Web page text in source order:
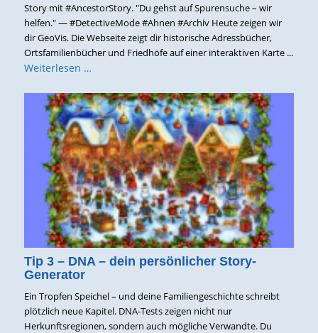
Story mit #AncestorStory. "Du gehst auf Spurensuche – wir
helfen." — #DetectiveMode #Ahnen #Archiv Heute zeigen wir
dir GeoVis. Die Webseite zeigt dir historische Adressbücher,
Ortsfamilienbücher und Friedhöfe auf einer interaktiven Karte ...
Weiterlesen …
Tip 3 – DNA – dein persönlicher Story-
Generator
Ein Tropfen Speichel – und deine Familiengeschichte schreibt
plötzlich neue Kapitel. DNA-Tests zeigen nicht nur
Herkunftsregionen, sondern auch mögliche Verwandte. Du